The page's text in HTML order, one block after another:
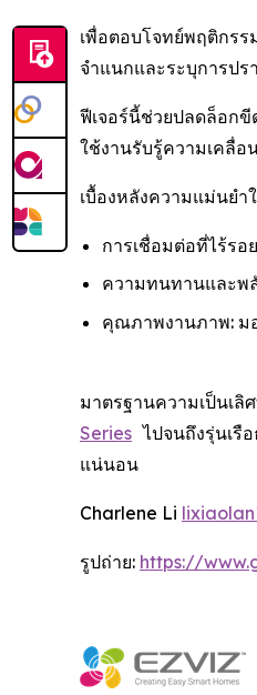
เพื่อตอบโจทย์พฤติกร
จำแนกและระบุการป
ฟีเจอร์นี้ช่วยปลดล็อก
ใช้งานรับรู้ความเคลื่อ
เบื้องหลังความแม่นยำ
การเชื่อมต่อที่ไร้ร
ความทนทานและพ
คุณภาพงานภาพ: ม
มาตรฐานความเป็นเ
Series ไปจนถึงรุ่นเรื
แน่นอน
Charlene Li
รูปถ่าย: https://